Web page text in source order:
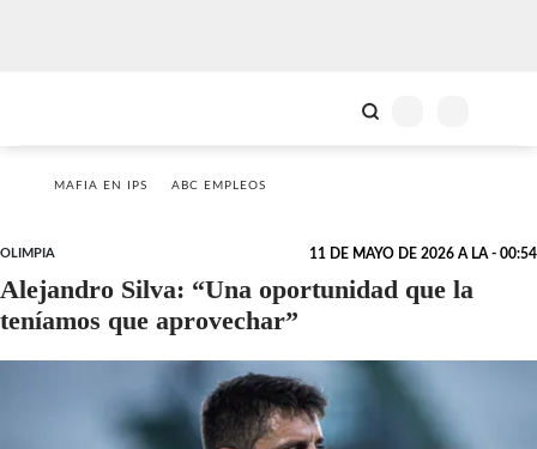
MAFIA EN IPS ABC EMPLEOS
OLIMPIA 11 DE MAYO DE 2026 A LA - 00:54
Alejandro Silva: “Una oportunidad que la
teníamos que aprovechar”